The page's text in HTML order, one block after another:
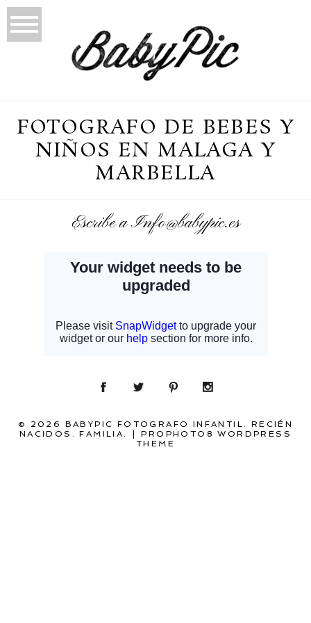
FOTOGRAFO DE BEBES Y
NIÑOS EN MALAGA Y
MARBELLA
Escribe a Info@babypic.es
© 2026 BABYPIC FOTOGRAFO INFANTIL. RECIÉN
NACIDOS. FAMILIA.
PROPHOTO8 WORDPRESS
THEME